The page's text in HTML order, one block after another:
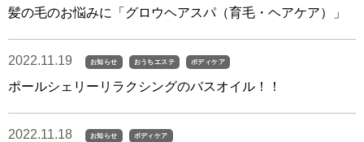
髪の毛のお悩みに「グロウヘアスパ（育毛・ヘアケア）」
2022.11.19 お知らせ おうちエステ ボディケア
ポールシェリーリラクシングのバスオイル！！
2022.11.18 お知らせ ボディケア